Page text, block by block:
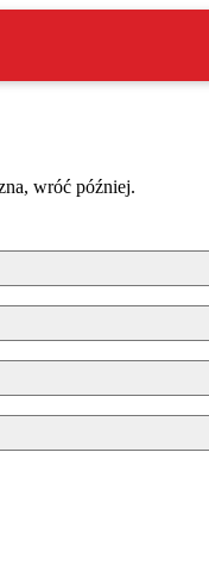
wróć później.